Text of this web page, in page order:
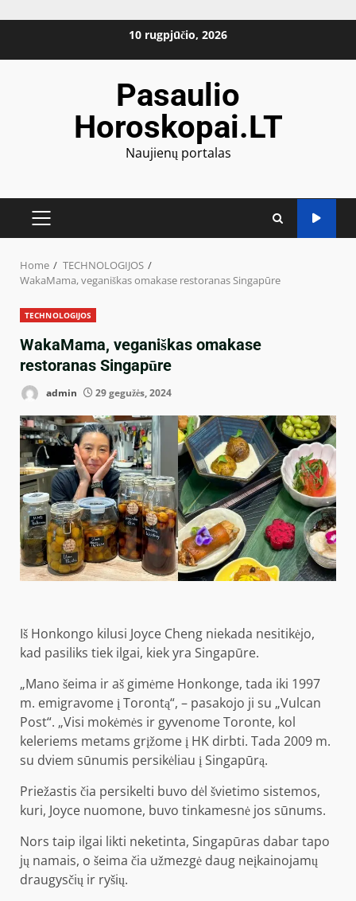
10 rugpjūčio, 2026
Pasaulio
Horoskopai.LT
Naujienų portalas
PRIMARY
Home
TECHNOLOGIJOS
WakaMama, veganiškas omakase restoranas Singapūre
TECHNOLOGIJOS
WakaMama, veganiškas omakase
restoranas Singapūre
admin 29 gegužės, 2024
Iš Honkongo kilusi Joyce Cheng niekada nesitikėjo,
kad pasiliks tiek ilgai, kiek yra Singapūre.
„Mano šeima ir aš gimėme Honkonge, tada iki 1997
m. emigravome į Torontą“, – pasakojo ji su „Vulcan
Post“. „Visi mokėmės ir gyvenome Toronte, kol
keleriems metams grįžome į HK dirbti. Tada 2009 m.
su dviem sūnumis persikėliau į Singapūrą.
Priežastis čia persikelti buvo dėl švietimo sistemos,
kuri, Joyce nuomone, buvo tinkamesnė jos sūnums.
Nors taip ilgai likti neketinta, Singapūras dabar tapo
jų namais, o šeima čia užmezgė daug neįkainojamų
draugysčių ir ryšių.